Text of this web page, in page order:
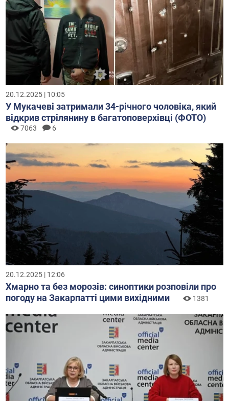
20.12.2025 | 10:05
У Мукачеві затримали 34-річного чоловіка, який
відкрив стрілянину в багатоповерхівці (ФОТО)
7063 6
20.12.2025 | 12:06
Хмарно та без морозів: синоптики розповіли про
погоду на Закарпатті цими вихідними
1381